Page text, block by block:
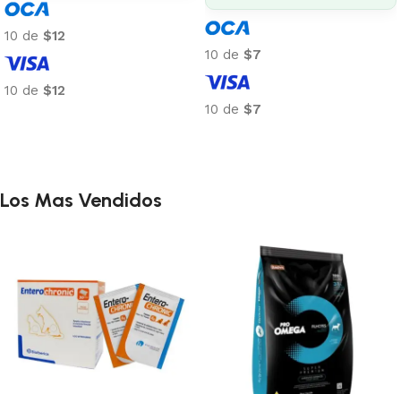
10 de $12
10 de $12
10 de $7
10 de $7
Los Mas Vendidos